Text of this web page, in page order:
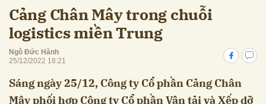
Cảng Chân Mây trong chuỗi
logistics miền Trung
Ngô Đức Hành
25/12/2022 18:21
Sáng ngày 25/12, Công ty Cổ phần Cảng Chân
Mây phối hợp Công ty Cổ phần Vận tải và Xếp dỡ
Hủy